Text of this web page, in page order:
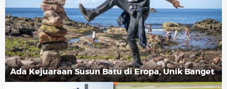
Ada Kejuaraan Susun Batu di Eropa, Unik Banget